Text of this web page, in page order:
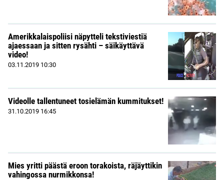
Amerikkalaispoliisi näpytteli tekstiviestiä
ajaessaan ja sitten rysähti – säikäyttävä
video!
03.11.2019 10:30
Videolle tallentuneet tosielämän kummitukset!
31.10.2019 16:45
Mies yritti päästä eroon torakoista, räjäyttikin
vahingossa nurmikkonsa!